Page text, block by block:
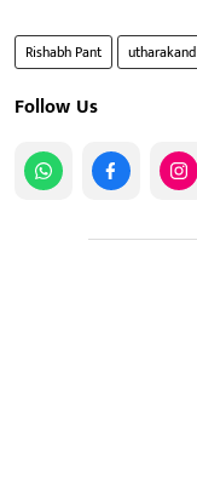
Rishabh Pant utharakand
Follow Us